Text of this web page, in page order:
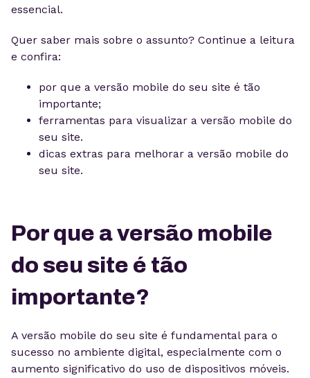
essencial.
Quer saber mais sobre o assunto? Continue a leitura
e confira:
por que a versão mobile do seu site é tão
importante;
ferramentas para visualizar a versão mobile do
seu site.
dicas extras para melhorar a versão mobile do
seu site.
Por que a versão mobile
do seu site é tão
importante?
A versão mobile do seu site é fundamental para o
sucesso no ambiente digital, especialmente com o
aumento significativo do uso de dispositivos móveis.